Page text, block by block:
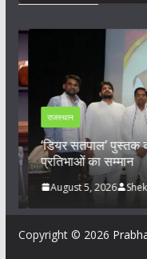
राजस्थान
‘डियर सतपाल’ पुस्तक
प्रतिभाओं का सम्मान
August 5, 2026
Copyright © 2026